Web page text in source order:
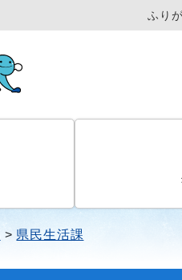
ふり
県民生活課